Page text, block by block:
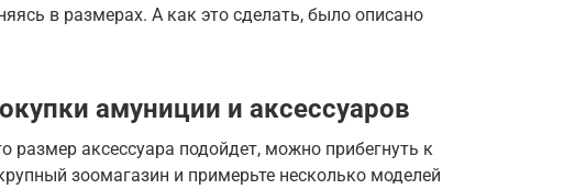
в размерах. А как это сделать, было описано
амуниции и аксессуаров
размер аксессуара подойдет, можно прибегнуть к
зоомагазин и примерьте несколько моделей